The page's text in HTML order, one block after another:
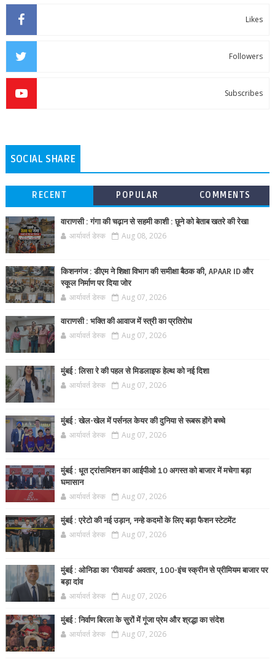
Likes
Followers
Subscribes
SOCIAL SHARE
RECENT POPULAR COMMENTS
वाराणसी : गंगा की चढ़ान से सहमी काशी : छूने को बेताब खतरे की रेखा
आर्यावर्त डेस्क Aug 08, 2026
किशनगंज : डीएम ने शिक्षा विभाग की समीक्षा बैठक की, APAAR ID और
स्कूल निर्माण पर दिया जोर
आर्यावर्त डेस्क Aug 07, 2026
वाराणसी : भक्ति की आवाज में स्त्री का प्रतिरोध
आर्यावर्त डेस्क Aug 07, 2026
मुंबई : लिसा रे की पहल से मिडलाइफ हेल्थ को नई दिशा
आर्यावर्त डेस्क Aug 07, 2026
मुंबई : खेल-खेल में पर्सनल केयर की दुनिया से रूबरू होंगे बच्चे
आर्यावर्त डेस्क Aug 07, 2026
मुंबई : धूत ट्रांसमिशन का आईपीओ 10 अगस्त को बाजार में मचेगा बड़ा
घमासान
आर्यावर्त डेस्क Aug 07, 2026
मुंबई : एरेटो की नई उड़ान, नन्हे कदमों के लिए बड़ा फैशन स्टेटमेंट
आर्यावर्त डेस्क Aug 07, 2026
मुंबई : ओनिडा का 'रीवायर्ड’ अवतार, 100-इंच स्क्रीन से प्रीमियम बाजार पर
बड़ा दांव
आर्यावर्त डेस्क Aug 07, 2026
मुंबई : निर्वाण बिरला के सुरों में गूंजा प्रेम और श्रद्धा का संदेश
आर्यावर्त डेस्क Aug 07, 2026